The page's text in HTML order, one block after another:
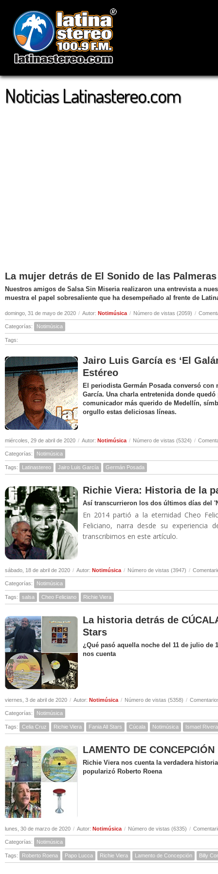
Noticias Latinastereo.com
La mujer detrás de El Sonido de las Palmeras
Nuestros amigos de Salsa Sin Miseria realizaron una entrevista a
muestra el papel sobresaliente que ha desempeñado al frente de
domingo, 31 de mayo de 2020 / Autor: Notimúsica / Número de vistas (2059) /
Categorías: Notimúsica
Tags:
Jairo Luis García es ‘El
Estéreo
El periodista Germán Posada conversó
García. Una charla entretenida donde
comunicador más querido de Medellín,
orgullo estas deliciosas líneas.
miércoles, 29 de abril de 2020 / Autor: Notimúsica / Número de vistas (5324) /
Categorías: Notimúsica
Tags: Latinastereo Jairo Luis García Germán Posada
Richie Viera: Historia de la
Así transcurrieron los dos últimos días del
En 2014 partió a la eternidad Cheo
Feliciano, narra desde su experiencia
transcribimos en este artículo.
sábado, 18 de abril de 2020 / Autor: Notimúsica / Número de vistas (3947) /
Categorías: Notimúsica
Tags: salsa Cheo Feliciano Richie Viera
La historia detrás de
Stars
¿Qué pasó aquella noche del 11 de julio de
nos cuenta
viernes, 3 de abril de 2020 / Autor: Notimúsica / Número de vistas (5358) /
Categorías: Notimúsica
Tags: Celia Cruz Richie Viera Fania All Stars Cúcala Notimúsica Ismael Rivera
LAMENTO DE
Richie Viera nos cuenta la verdadera
popularizó Roberto Roena
lunes, 30 de marzo de 2020 / Autor: Notimúsica / Número de vistas (6335) /
Categorías: Notimúsica
Tags: Roberto Roena Papo Lucca Richie Viera Lamento de Concepción Billy